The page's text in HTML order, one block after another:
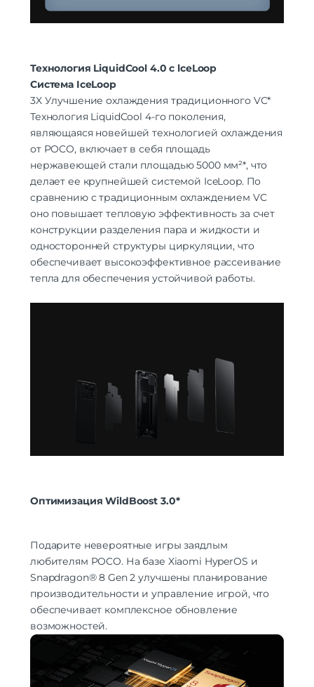
Технология LiquidCool 4.0 с lceLoop
Система IceLoop
3X Улучшение охлаждения традиционного VC*
Технология LiquidCool 4-го поколения,
являющаяся новейшей технологией охлаждения
от POCO, включает в себя площадь
нержавеющей стали площадью 5000 мм²*, что
делает ее крупнейшей системой IceLoop. По
сравнению с традиционным охлаждением VC
оно повышает тепловую эффективность за счет
конструкции разделения пара и жидкости и
односторонней структуры циркуляции, что
обеспечивает высокоэффективное рассеивание
тепла для обеспечения устойчивой работы.
Оптимизация WildBoost 3.0*
Подарите невероятные игры заядлым
любителям POCO. На базе Xiaomi HyperOS и
Snapdragon® 8 Gen 2 улучшены планирование
производительности и управление игрой, что
обеспечивает комплексное обновление
возможностей.